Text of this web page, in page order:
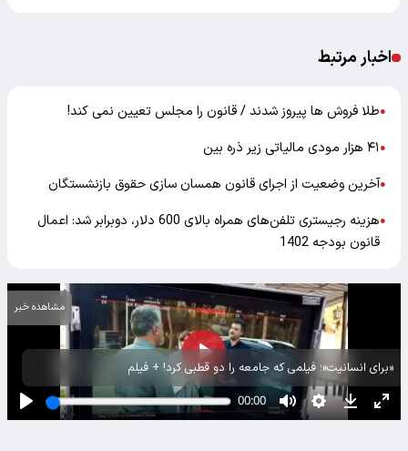
اخبار مرتبط
●طلا فروش ها پیروز شدند / قانون را مجلس تعیین نمی کند!
●۴۱ هزار مودی مالیاتی زیر ذره بین
●آخرین وضعیت از اجرای قانون همسان سازی حقوق بازنشستگان
●
هزینه رجیستری تلفن‌های همراه بالای 600 دلار، دو‌برابر شد: اعمال
قانون بودجه 1402
«برای انسانیت»؛ فیلمی که جامعه را دو قطبی کرد! + فیلم
مشاهده خبر